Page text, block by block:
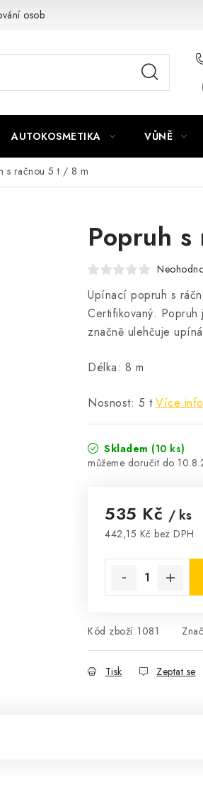
osobních údajů
AUTOKOSMETIKA VŮNĚ
s račnou 5 t / 8 m
Popruh
Upínací popruh s
Certifikovaný. Popruh
značně ulehčuje
Délka: 8 m
Nosnost: 5 t Více
Skladem (10 ks)
535 Kč / ks
442,15 Kč bez DPH
Kód zboží: 1081
Tisk Zeptat se